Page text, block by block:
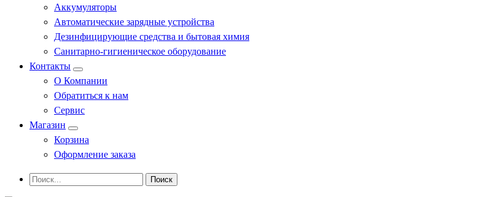
Аккумуляторы
Автоматические зарядные устройства
Дезинфицирующие средства и бытовая химия
Санитарно-гигиеническое оборудование
Контакты
О Компании
Обратиться к нам
Сервис
Магазин
Корзина
Оформление заказа